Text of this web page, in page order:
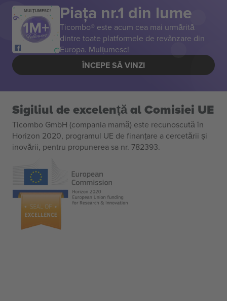
MULȚUMESC! Piața nr.1 din lume
Ticombo® este acum cea mai urmărită
dintre toate platformele de revânzare din
Europa. Mulțumesc!
ÎNCEPE SĂ VINZI
Sigiliul de excelență al Comisiei UE
Ticombo GmbH (compania mamă) este recunoscută în
Horizon 2020, programul UE de finanțare a cercetării și
inovării, pentru propunerea sa nr. 782393.